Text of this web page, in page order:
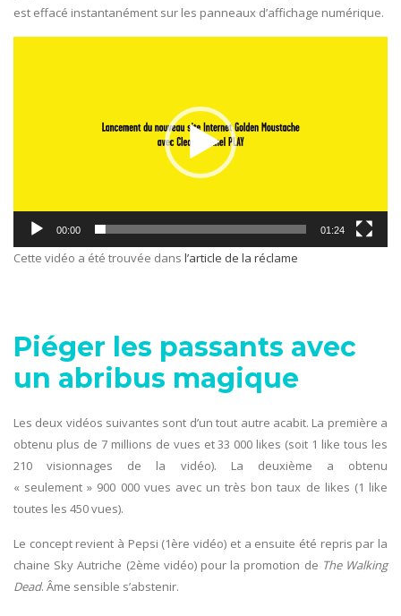
est effacé instantanément sur les panneaux d’affichage numérique.
00:00 01:24
Cette vidéo a été trouvée dans l’article de la réclame
Piéger les passants avec
un abribus magique
Les deux vidéos suivantes sont d’un tout autre acabit. La première a
obtenu plus de 7 millions de vues et 33 000 likes (soit 1 like tous les
210 visionnages de la vidéo). La deuxième a obtenu
« seulement » 900 000 vues avec un très bon taux de likes (1 like
toutes les 450 vues).
Le concept revient à Pepsi (1ère vidéo) et a ensuite été repris par la
chaine Sky Autriche (2ème vidéo) pour la promotion de The Walking
Dead. Âme sensible s’abstenir.